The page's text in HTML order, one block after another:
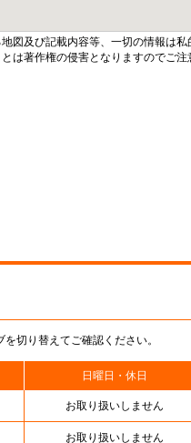
図及び記載内容等、一切の情報は
は著作権の侵害となりますのでご注
切り替えてご確認ください。
日曜日・休日
お取り扱いしません
お取り扱いしません